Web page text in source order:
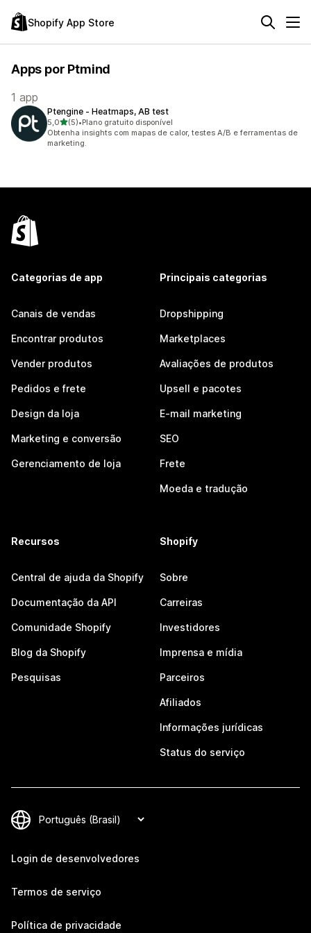
Shopify App Store
Apps por Ptmind
1 app
Ptengine ‑ Heatmaps, AB test
5,0de 5 estrelas
(5)
5 avaliações ao todo
•Plano gratuito disponível
Obtenha insights com mapas de calor, testes A/B e ferramentas de
marketing.
Categorias de app
Canais de vendas
Encontrar produtos
Vender produtos
Pedidos e frete
Design da loja
Marketing e conversão
Gerenciamento de loja
Principais categorias
Dropshipping
Marketplaces
Avaliações de produtos
Upsell e pacotes
E-mail marketing
SEO
Frete
Moeda e tradução
Recursos
Central de ajuda da Shopify
Documentação da API
Comunidade Shopify
Blog da Shopify
Pesquisas
Shopify
Sobre
Carreiras
Investidores
Imprensa e mídia
Parceiros
Afiliados
Informações jurídicas
Status do serviço
Login de desenvolvedores
Termos de serviço
Política de privacidade